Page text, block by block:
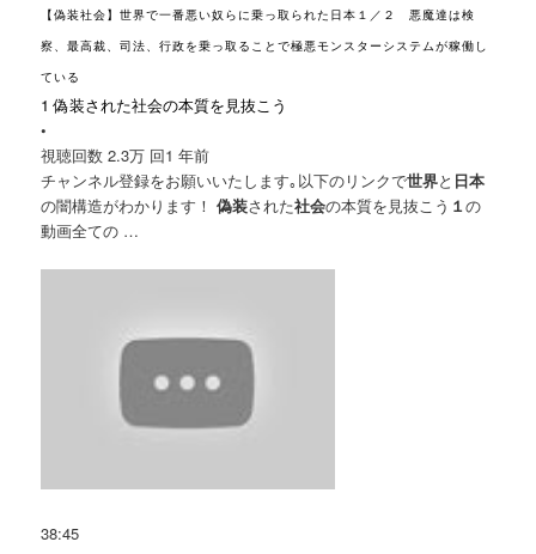
【偽装社会】世界で一番悪い奴らに乗っ取られた日本１／２ 悪魔達は検
察、最高裁、司法、行政を乗っ取ることで極悪モンスターシステムが稼働し
ている
1 偽装された社会の本質を見抜こう
•
視聴回数 2.3万 回1 年前
チャンネル登録をお願いいたします｡以下のリンクで世界と 日本
の闇構造がわかります！偽装された社会の本質を見抜こう １の
動画全ての …
38:45